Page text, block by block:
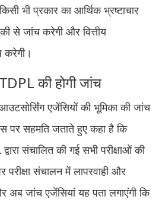
भी प्रकार का आर्थिक भ्रष्टाचार
से जांच करेगी और वित्तीय
करेगी।
की होगी जांच
एजेंसियों की भूमिका की जांच
पर सहमति जताते हुए कहा है कि
संचालित की गई सभी परीक्षाओं की
संचालन में लापरवाही और
जांच एजेंसियां यह पता लगाएंगी कि